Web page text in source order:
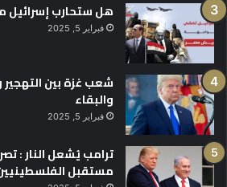
هل ستحارب إسرائيل
فبراير 5, 2025
شعب غزة بين التهجير
والبقاء
فبراير 5, 2025
ترامب يُشعل النار :
مستقبل